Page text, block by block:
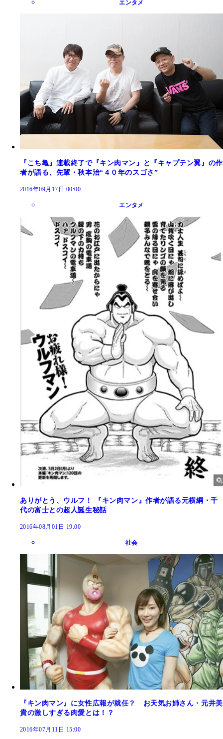
エンタメ
『こち亀』連載終了で『キン肉マン』と『キャプテン翼』の作
者が語る、先輩・秋本治“４０年のスゴさ”
2016年09月17日 00:00
エンタメ
ありがとう、ウルフ！ 『キン肉マン』作者が語る元横綱・千
代の富士との超人誕生秘話
2016年08月01日 19:00
社会
『キン肉マン』に女性広報が就任？ お天気お姉さん・元井美
貴の激しすぎる肉愛とは！？
2016年07月11日 15:00